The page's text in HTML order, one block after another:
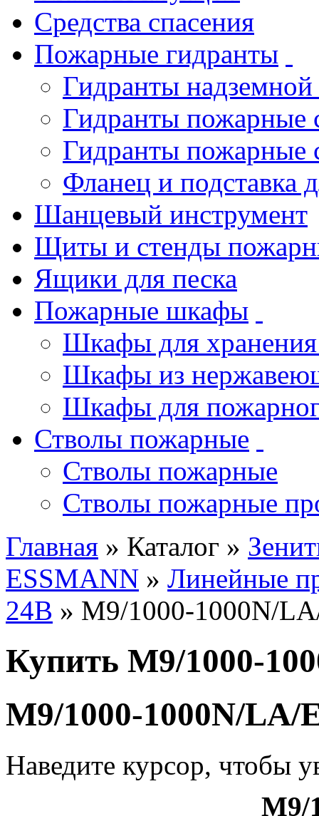
Средства спасения
Пожарные гидранты
Гидранты
Гидранты пожарные
Гидранты пожарные
Фланец и подставка
Шанцевый инструмент
Щиты и стенды
Ящики для песка
Пожарные шкафы
Шкафы для хранения
Шкафы из
Шкафы для
Стволы пожарные
Стволы пожарные
Стволы пожарные
Главная » Каталог »
ESSMANN » Линейные
24В » M9/1000-1000N/
Купить M9/1000-
M9/1000-1000N/LA/
Наведите курсор, чтобы
M9/